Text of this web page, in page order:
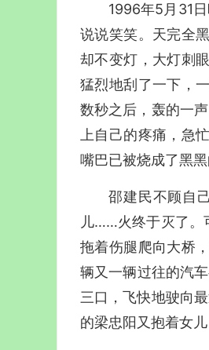
1996年5月31
说说笑笑。天完全
却不变灯，大灯刺
猛烈地刮了一下，
数秒之后，轰的一
上自己的疼痛，急
嘴巴已被烧成了黑
邵建民不顾自
儿……火终于灭了。
拖着伤腿爬向大桥
辆又一辆过往的汽
三口，飞快地驶向
的梁忠阳又抱着女